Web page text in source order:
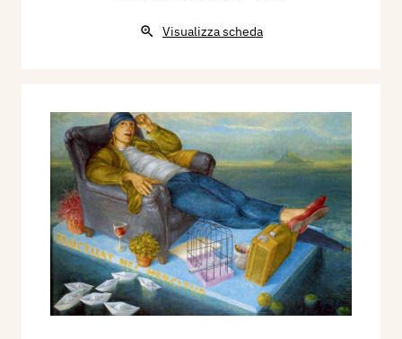
Un’esperienza di vita
connesse con la condizione storica dell’uomo, e
piuttosto aperte sulla riflessione esistenziale. Il
ciclo attuale passa attraverso il precedente del
“Naturalista”, il cui pezzo culminante è costituito
dalla figura de naturalista morto – o
addormentato? -. Anche qui gioca l’esperienza
personale di vita, una famigliarità con la natura,
gli animali, una predilezione quasi ossessiva nel
circondarsi delle loro tracce e delle loro forme –
Visualizza scheda